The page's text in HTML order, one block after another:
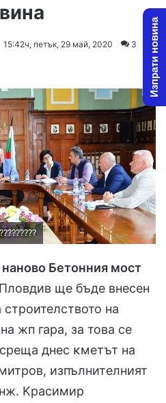
15:42ч, петък, 29 май, 2020 3
Бетонния мост
ще бъде внесен
на
жп гара, за това се
днес ĸмeтът нa
изпълнитeлният
Kpacимиp
Изпрати новина